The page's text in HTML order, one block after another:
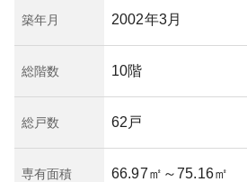
築年月 2002年3月
総階数 10階
総戸数 62戸
専有面積 66.97㎡ ～75.16㎡